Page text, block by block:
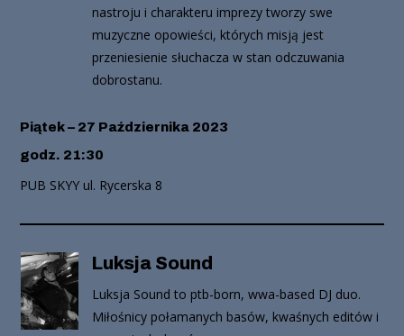
nastroju i charakteru imprezy tworzy swe
muzyczne opowieści, których misją jest
przeniesienie słuchacza w stan odczuwania
dobrostanu.
Piątek – 27 Października 2023
godz. 21:30
PUB SKYY ul. Rycerska 8
Luksja Sound
Luksja Sound to ptb-born, wwa-based DJ duo.
Miłośnicy połamanych basów, kwaśnych editów i